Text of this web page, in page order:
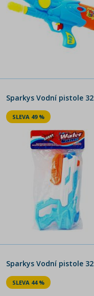
Sparkys Vodní pistole
SLEVA 49 %
Sparkys Vodní pistole
SLEVA 44 %